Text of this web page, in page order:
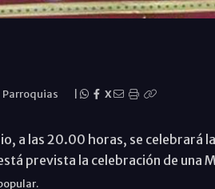
Parroquias X
a las 20.00 horas, se celebrará
prevista la celebración de una